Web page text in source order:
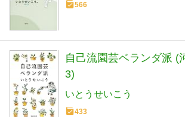
566
自己流園芸ベランダ派 (
3)
いとうせいこう
433